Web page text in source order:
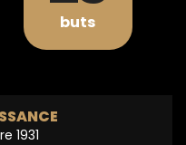
buts
1931